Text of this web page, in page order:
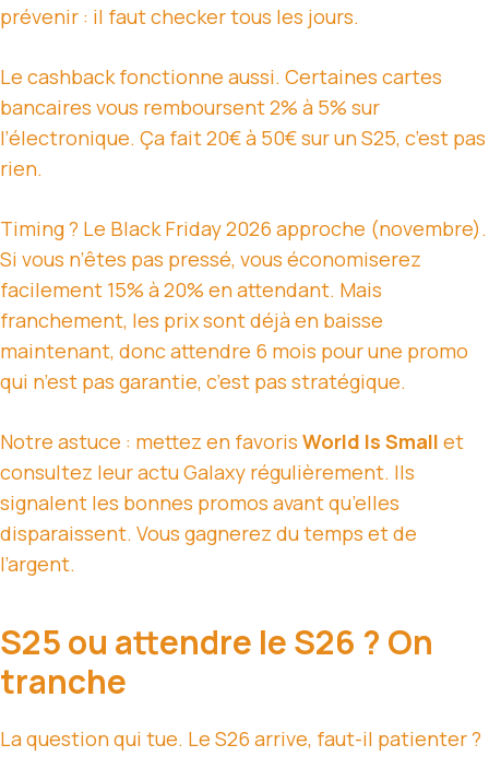
prévenir : il faut checker tous les jours.
Le cashback fonctionne aussi. Certaines cartes
bancaires vous remboursent 2% à 5% sur
l’électronique. Ça fait 20€ à 50€ sur un S25, c’est pas
rien.
Timing ? Le Black Friday 2026 approche (novembre).
Si vous n’êtes pas pressé, vous économiserez
facilement 15% à 20% en attendant. Mais
franchement, les prix sont déjà en baisse
maintenant, donc attendre 6 mois pour une promo
qui n’est pas garantie, c’est pas stratégique.
Notre astuce : mettez en favoris World Is Small et
consultez leur actu Galaxy régulièrement. Ils
signalent les bonnes promos avant qu’elles
disparaissent. Vous gagnerez du temps et de
l’argent.
S25 ou attendre le S26 ? On
tranche
La question qui tue. Le S26 arrive, faut-il patienter ?